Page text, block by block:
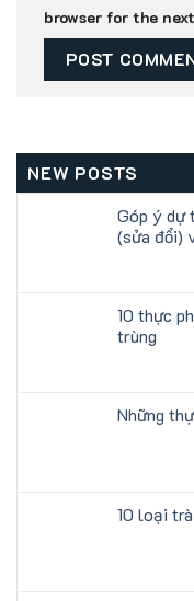
browser for the
NEW POSTS
Góp ý dự
(sửa đổi)
10 thực
trùng
Những
10 loại